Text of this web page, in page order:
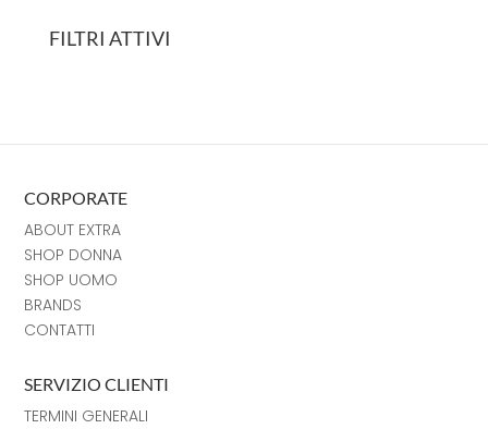
FILTRI ATTIVI
CORPORATE
ABOUT EXTRA
SHOP DONNA
SHOP UOMO
BRANDS
CONTATTI
SERVIZIO CLIENTI
TERMINI GENERALI